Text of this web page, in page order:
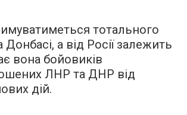
тотального
Донбасі, а від Росії залежить
вона бойовиків
ЛНР та ДНР від
дій.